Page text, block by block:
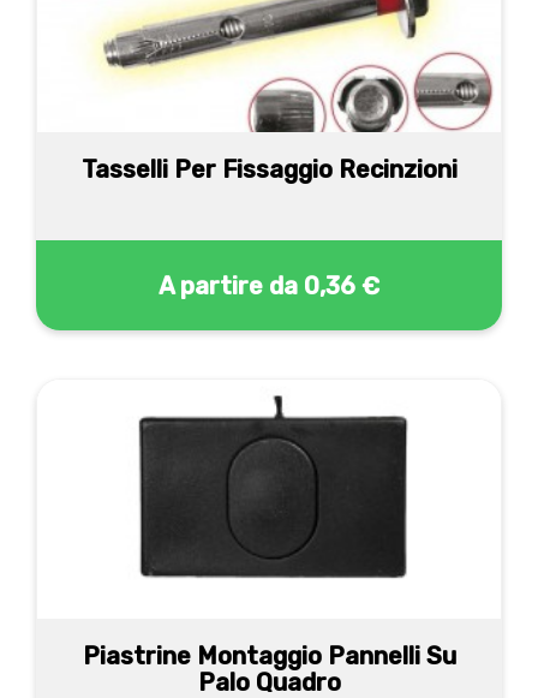
Tasselli Per Fissaggio Recinzioni
A partire da 0,36 €
Piastrine Montaggio Pannelli Su
Palo Quadro